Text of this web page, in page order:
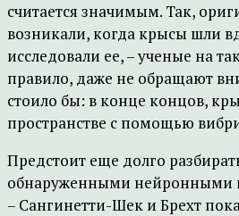
считается значимым. Так,
возникали, когда крысы шли
исследовали ее, – ученые на
правило, даже не обращают
стоило бы: в конце концов,
пространстве с помощью
Предстоит еще долго
обнаруженными нейронными
– Сангинетти-Шек и Брехт